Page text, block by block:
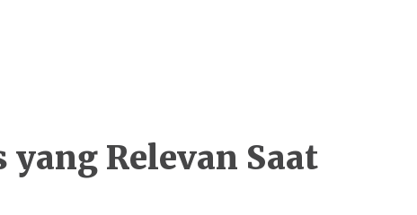
yang Relevan Saat